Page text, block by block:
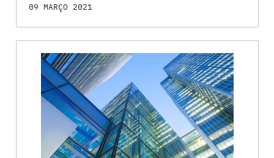
09 MARÇO 2021